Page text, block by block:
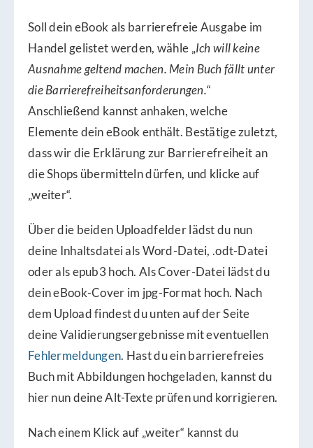
Soll dein eBook als barrierefreie Ausgabe im
Handel gelistet werden, wähle „Ich will keine
Ausnahme geltend machen. Mein Buch fällt unter
die Barrierefreiheitsanforderungen.“
Anschließend kannst anhaken, welche
Elemente dein eBook enthält. Bestätige zuletzt,
dass wir die Erklärung zur Barrierefreiheit an
die Shops übermitteln dürfen, und klicke auf
„weiter“.
Über die beiden Uploadfelder lädst du nun
deine Inhaltsdatei als Word-Datei, .odt-Datei
oder als epub3 hoch. Als Cover-Datei lädst du
dein eBook-Cover im jpg-Format hoch. Nach
dem Upload findest du unten auf der Seite
deine Validierungsergebnisse mit eventuellen
Fehlermeldungen. Hast du ein barrierefreies
Buch mit Abbildungen hochgeladen, kannst du
hier nun deine Alt-Texte prüfen und korrigieren.
Nach einem Klick auf „weiter“ kannst du